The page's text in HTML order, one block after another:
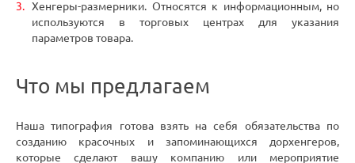
Хенгеры-размерники. Относятся к информационным, но
используются в торговых центрах для указания
параметров товара.
Что мы предлагаем
Наша типография готова взять на себя обязательства по
созданию красочных и запоминающихся дорхенгеров,
которые сделают вашу компанию или мероприятие